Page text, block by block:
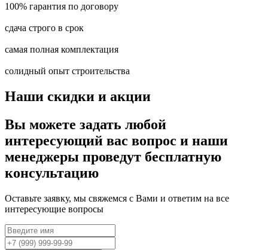
100% гарантия по договору
сдача строго в срок
самая полная комплектация
солидный опыт строительства
Наши скидки и акции
Вы можете задать любой
интересующий вас вопрос и наши
менеджеры проведут бесплатную
консультацию
Оставьте заявку, мы свяжемся с Вами и ответим на все
интересующие вопросы